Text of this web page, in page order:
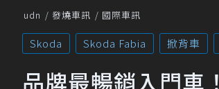
udn 發燒車訊 國際車訊
Skoda Skoda Fabia 掀背車
品牌最暢銷入門